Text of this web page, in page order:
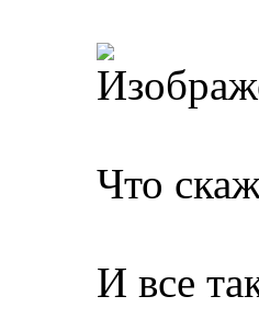
Что
И все